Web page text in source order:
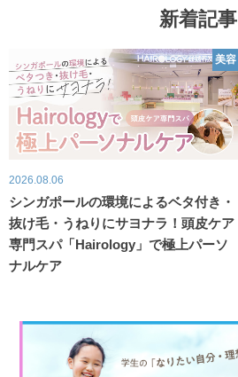
新着記事
美容
2026.08.06
シンガポールの環境によるベタ付き・
抜け毛・うねりにサヨナラ！頭皮ケア
専門スパ「Hairology」で極上パーソ
ナルケア